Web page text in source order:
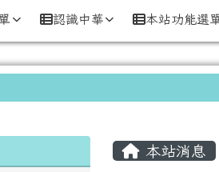
中華國民小
認識中華 本站功能選
主內容區
本站消息